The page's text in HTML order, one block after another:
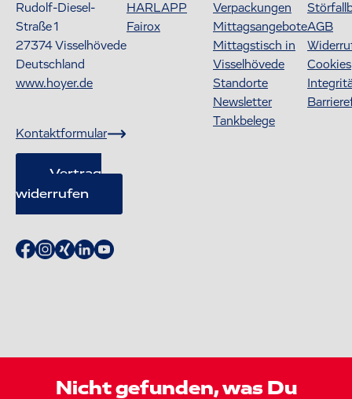
Rudolf-Diesel-
Straße 1
27374Visselhövede
Deutschland
www.hoyer.de
Kontaktformular
Vertrag
widerrufen
HARLAPP
Fairox
Verpackungen
Mittagsangebote
Mittagstisch in
Visselhövede
Standorte
Newsletter
Tankbelege
AGB
Cookies
Nicht gefunden, was Du